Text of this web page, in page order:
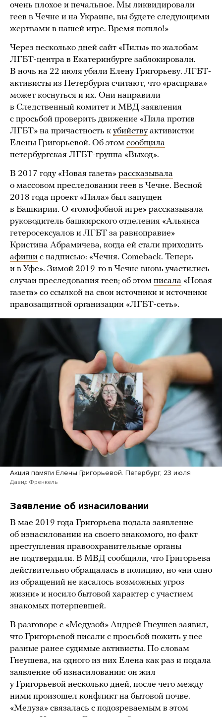
очень плохое и печальное. Мы ликвидировали
геев в Чечне и на Украине, вы будете следующими
жертвами в нашей игре. Время пошло!»
Через несколько дней сайт «Пилы» по жалобам
ЛГБТ-центра в Екатеринбурге заблокировали.
В ночь на 22 июля убили Елену Григорьеву. ЛГБТ-
активисты из Петербурга считают, что «расправа»
может коснуться и их. Они направили
в Следственный комитет и МВД заявления
с просьбой проверить движение «Пила против
ЛГБТ» на причастность к убийствуактивистки
Елены Григорьевой. Об этом сообщила
петербургская ЛГБТ-группа «Выход».
В 2017 году «Новая газета» рассказывала
о массовом преследовании геев в Чечне. Весной
2018 года проект «Пила» был запущен
в Башкирии. О «гомофобной игре» рассказывала
руководитель башкирского отделения «Альянса
гетеросексуалов и ЛГБТ за равноправие»
Кристина Абрамичева, когда ей стали приходить
афиши с надписью: «Чечня. Comeback. Теперь
и в Уфе». Зимой 2019-го в Чечне вновь участились
случаи преследования геев; об этом писала «Новая
газета» со ссылкой на свои источники и источники
правозащитной организации «ЛГБТ-сеть».
Акция памяти Елены Григорьевой. Петербург, 23 июля
Давид Френкель
Заявление об изнасиловании
В мае 2019 года Григорьева подала заявление
об изнасиловании на своего знакомого, но факт
преступления правоохранительные органы
не подтвердили. В МВД сообщили, что Григорьева
действительно обращалась в полицию, но «ни одно
из обращений не касалось возможных угроз
жизни» и носило бытовой характер с участием
знакомых потерпевшей.
В разговоре с «Медузой» Андрей Гнеушев заявил,
что Григорьевой писали с просьбой пожить у нее
разные ранее судимые активисты. По словам
Гнеушева, на одного из них Елена как раз и подала
заявление об изнасиловании: он жил
у Григорьевой несколько дней, после чего между
ними произошел конфликт на бытовой почве.
«Медуза» связалась с подозреваемым в этом